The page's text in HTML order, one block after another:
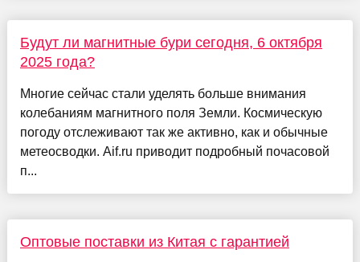
Будут ли магнитные бури сегодня, 6 октября
2025 года?
Многие сейчас стали уделять больше внимания
колебаниям магнитного поля Земли. Космическую
погоду отслеживают так же активно, как и обычные
метеосводки. Aif.ru приводит подробный почасовой
п...
Оптовые поставки из Китая с гарантией